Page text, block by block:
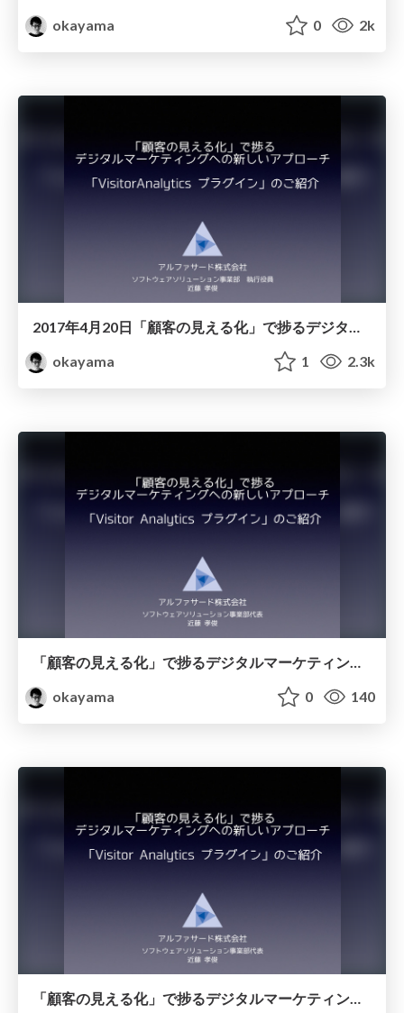
okayama
0 2k
2017年4月20日「顧客の見える化」で捗るデジタルマーケティングへの新しいアプローチ「Visitor Analytics プラグイン」のご紹介/seminar-visitoranalytics-170420
okayama
1 2.3k
「顧客の見える化」で捗るデジタルマーケティングへの新しいアプローチ「Visitor Analytics プラグイン」のご紹介/product-visitoranalytics
okayama
0 140